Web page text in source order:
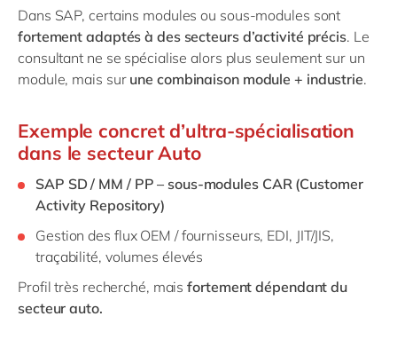
Dans SAP, certains modules ou sous‑modules sont
fortement adaptés à des secteurs d’activité précis. Le
consultant ne se spécialise alors plus seulement sur un
module, mais sur une combinaison module + industrie.
Exemple concret d’ultra‑spécialisation
dans le secteur Auto
SAP SD / MM / PP – sous‑modules CAR (Customer
Activity Repository)
Gestion des flux OEM / fournisseurs, EDI, JIT/JIS,
traçabilité, volumes élevés
Profil très recherché, maisfortement dépendant du
secteur auto.